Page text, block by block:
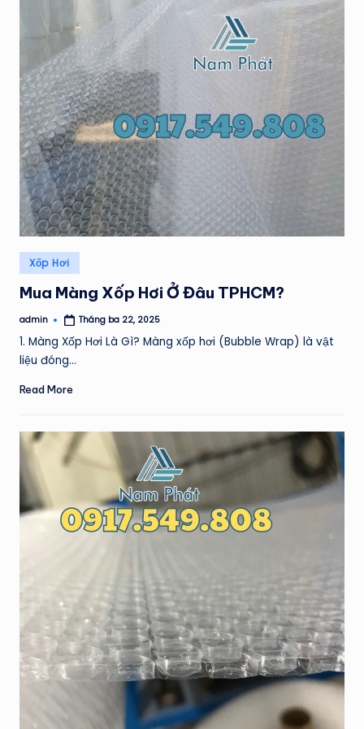
Posted
in
Xốp Hơi
Mua Màng Xốp Hơi Ở Đâu TPHCM?
Posted
admin Tháng ba 22, 2025
1. Màng Xốp Hơi Là Gì? Màng xốp hơi (Bubble Wrap) là vật
liệu đóng…
Read More